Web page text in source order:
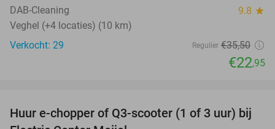
DAB-Cleaning 9.8 star
Veghel (+4 locaties) (10 km)
Verkocht: 29
Regulier €35,50
€22,95
43%
Huur e-chopper of Q3-scooter (1 of 3 uur) bij